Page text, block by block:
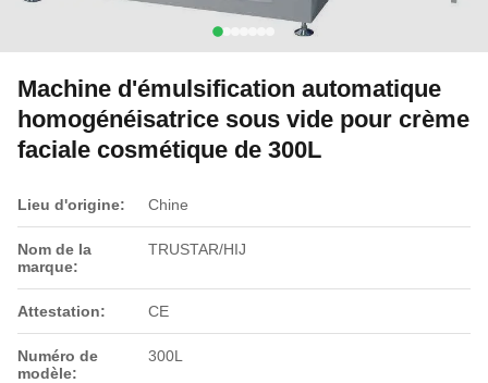
Machine d'émulsification automatique
homogénéisatrice sous vide pour crème
faciale cosmétique de 300L
Lieu d'origine: Chine
Nom de la
marque:
TRUSTAR/HIJ
Attestation: CE
Numéro de
modèle:
300L